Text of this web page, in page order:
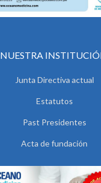
NUESTRA
Junta Directiva actual
Estatutos
Past Presidentes
Acta de fundación